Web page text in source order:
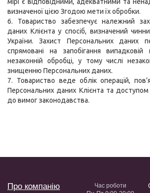
мірі є відповідними, адекватними та
визначеної цією Згодою мети їх обробки.
6. Товариство забезпечує належний
даних Клієнта у спосіб, визначений
України. Захист Персональних даних
спрямовані на запобігання
незаконній обробці, у тому числі
знищенню Персональних даних.
7. Товариство веде облік операцій,
Персональних даних Клієнта та
до вимог законодавства.
Про компанію
Час роботи